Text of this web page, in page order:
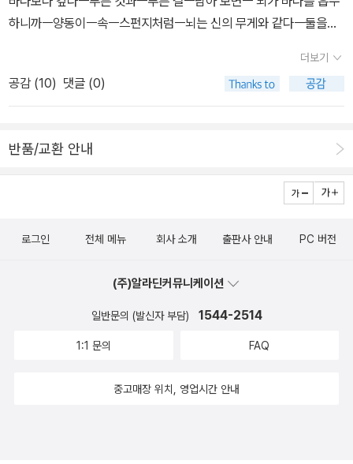
확해 보이는 번역은 지만지의 디킨슨 선집에 수록된 것이었다. 근데
이 시의 해석에 대해서는 미국 사람들도 설왕설래하더라).파시클의
갖고 있지는 않으니, 내용이 정확히 어떻게 달라졌는지는 모르겠다).
루'라는 것이 그러한데, 나귀님이라면 십중팔구 '예쁜 사람들 사이에
서 나만 안 예쁘더라' 정도로 옮겼을 것 같으니, 이 정도면 번역자의
센스가 작렬한 사례로 충분히 꼽을 만하다. 하지만 위에서 지적했던
까'라고 옮긴 시는 '죽은 자에게 수탉이 무슨 상관이랴' 정도로 옮겨야
위에서 소개한 몇 군데 말고도 지금 당장은 기억이 나지 않는 희한한
출판사가 몇 군데 더 있었던 것 같은데, 나중에 기억이 나면 다시 한
도서관에서 '한 책 읽기' 프로젝트에 이 책이 선택되었고, 연말에는 작
른 신청하여 달려가 보았더니 수수한 차림의 김숨 작가님을 뵙고 책
에 싸인도 받아왔었다. 이러저러 김복동 할머님과의 에피소드를 풀어
주셨는데 메모를 한가득 적어왔건만, 다미여 책을 읽느라 제대로 된
에 시간이 허락된다면...^^;; 정보라 작가의 <저주 토끼>.부커상 엔터
다.한여름엔 스릴러물을 찾아 읽는 관행이 있어 올 여름엔 이 책을 선
토끼의 해, 나의 해!저주 토끼는 얼른 행운의 토끼로 바뀌길!!!!*시 다
리고 실비아 플라스 등나는 다미여가 아니었다면 이 여성 시인들을
모르겠지만, 관련 에세이집을 통해 어라, 나는 에이드리언 리치님과
에밀리 디킨슨님을 사랑하게 되었다. 시를 읊조리며 사랑하면 더욱
다. 한국 시집도 읽었더라!문태준의 <맨발>이다.이 시인의 시적 감수
않고자 하는 것이 은둔의 이유로 더 적합했을 수도 있겠구나 이렇게
화에서의 시인의 모습은 좀 더 시인의 내면에 천착한듯 보인다. 영화
의 제목이 말해주듯이 영화 속 에밀리는 조용하지만 내부에 활화산을
품고 있는 듯하다. 영화의 시작은 에밀리가 마운트 홀리요크 여자 신
녀님들에게 무엇을 회개해야 할지, 신이 있다는 건 알지만 왜 회개를
런 태도는 이후에도 지속되어 그녀의 시 전반에서 확인할 수 있기도
음에서조차 시인의 강한 자의식을 알 수 있다. 영화는 시인의 내면의
향한 첫사랑을 표현하는데서는 시인의 맹렬한 자기비하를 보여주는
데 이 장면은 솔직히 이해가 안가는 장면이었다. 그녀가 유부남 목사
사랑이 싹텄는지도 모르겠는데 시인은 갑자기 미친듯이 이 목사를 사
이후 시인의 폐쇄성이 더 심해지고 있기 때문이다. 감독은 그녀가 사
같은 일반 독자를 위해 디킨슨의 시를 감상하는 데 도움을 주려고 이
정답 - 해와 달입니다.해설 - 첫 번째 연은 해를 묘사하고 있다. 해는
낮 동안에 논다. 꽃들이 피어 있으니 여름날이다. 풍경은 놀이하기에
수 잇다. 그러고는 잠자리에 든다. 장난기 어린 해는 잠자리에 들면서
하게 내린다. 두번째 연은 달을 묘사한다. 해의 유령인 달이 양털 구름
치는 달의 얼굴 모습은 물안개 같다. - 32쪽나희경 선생님의 이 책
한지 다시 깨달았습니다. 시는 이런 식으로 읽는게 아니야 내 마음의
야 즐기든 뭘 하든 하죠. 시인이 농담을 하는데 그게 농담인지도 모르
고 친구한테 저주를 퍼붓는구나라고 생각하는 저에게는 과한 단계입
밀리 디킨슨 시읽기>를 포함한 모든 시집이 다 영어 원문을 같이 보
재의 모순성을 시화했다. 리뷰에도 썼듯이 이산하는 '세상을 간절히
이 대충 피더냐. 이 세상에 대충 피는 꽃은 하나도 없다. 꽃이 소리 내
며 피더냐. 이 세상에 시끄러운 꽃은 하나도 없다. 꽃이 어떻게 생겼더
냐. 이 세상에 똑같은 꽃은 하나도 없다. 꽃이 모두 아름답더냐. 이 세
의 꽃들은 모두언제나 최초로 피고 최후로 진다. ​2. 이산하 편역 시
들 중 한 명인 율별엠제이님의 읽은 책을 통해 알게 되었다. 친구 덕을
이 시집은 예상을 깨고 묵직했지만 자알, 심지어 재미나게도 읽혔다.
들이기에 편했다. 저자도 편역자도 절제되어 있고 담담하다. 독자의
비슷한 지점에 닿아본 자(이산하)의 감정 이입이 아름답다. 체 게바라
서거 40주년 추모시집 『체 게바라 시집』 은 언제나 민중의 편에 서고
번역해 준 것에 고마움을 표하고 싶다. 번역이 대체로 무난하고 시인
의 문체를 살리려 애썼고 디킨슨 시의 독자성인 줄표 기호도 그대로
실었다. 그런데 . . . 오역이 눈에 띈다. 어쩔겨 ㅠㅠ 위에 올린 저 시
‘Hope I the Thing with Feathers‘를 박혜란 번역가는 ‘˝희망˝이
더 문제는, 2연과 3연의 아래 두 줄은 명백한 오역이다. ㅠㅠㅠ 시 번
다. 에밀리 디킨슨은 자신의 시를 두고 ˝이것은 세계에 보내는 편지야
/ 세계는 결코 나에게 편지를 쓰지 않았지만ㅡ˝이라고 썼다. 번역가는
디킨슨의 편지를 부분적으로 잘못 해석했다. 내가 위에 올린 번역시
번역이 잘 된 번역, 좋은 번역이라고 나는 생각한다. 줄표는 저 번역본
동안 바깥 세상과 등을 진 채 살았다. 그 기간 동안 그녀가 무슨 생각
을 하며 살았는지는 오로지 그녀가 쓴 시로서만 짐작할 수 있다. 나는
놓고 싶어 하지 않은 사람이었다는 데서 동질감과 안쓰러움을 동시에
하니까ㅡ양동이ㅡ속ㅡ스펀지처럼ㅡ뇌는 신의 무게와 같다ㅡ둘을ㅡ
도라네ㅡThe Brain—is wider than the Sky—For—put them s
ide by side—The one the other will containWith ease—and
you—beside—The Brain is deeper than the sea—For—hol
sponges—Buckets—do—The Brain is just the weight of G
er—if they do—As Syllable from Sound—앤 드루얀의 <<코스
관한 이야기를 한다. 과학서에서 에밀리 디킨슨을 만날 줄이야. 반갑
시작되기 전에 쓰였다. 일찍이 에머슨은 ˝시인은 천문학, 화학, 식물
학, 동물학을 잘 알아야 한다˝고 썼다. 디킨슨이 아마추어 식물학자였
에서는 줄표 기호가 아주 중요한데, 코스모스 번역서에는 빠져 있어
애델만이 쓴 뇌 과학서(절판)가 있고, 파시클에서 출간된 <<절대 돌
더보기
공감 (10) 댓글 (0)
반품/교환 안내
로그인 전체 메뉴 회사 소개 출판사 안내 PC 버전
(주)알라딘커뮤니케이션
일반문의 (발신자 부담) 1544-2514
1:1 문의 FAQ
중고매장 위치, 영업시간 안내